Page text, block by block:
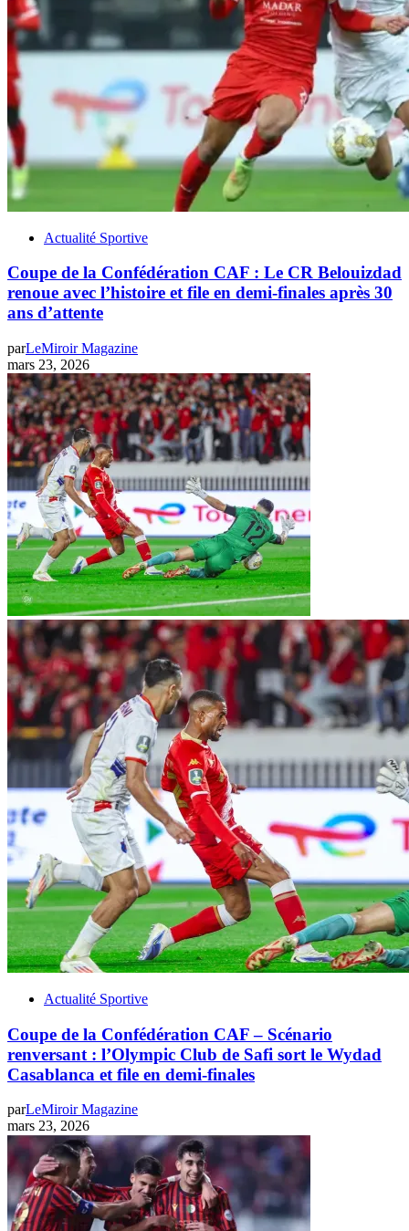
Actualité Sportive
Coupe de la Confédération CAF : Le CR Belouizdad
renoue avec l’histoire et file en demi-finales après 30
ans d’attente
parLeMiroir Magazine
mars 23, 2026
Actualité Sportive
Coupe de la Confédération CAF – Scénario
renversant : l’Olympic Club de Safi sort le Wydad
Casablanca et file en demi-finales
parLeMiroir Magazine
mars 23, 2026